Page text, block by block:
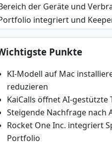
der Geräte und
integriert und
Punkte
KI-Modell auf Mac
reduzieren
KaiCalls öffnet AI-
Steigende Nachfrage nach
Rocket One Inc. integriert
Portfolio